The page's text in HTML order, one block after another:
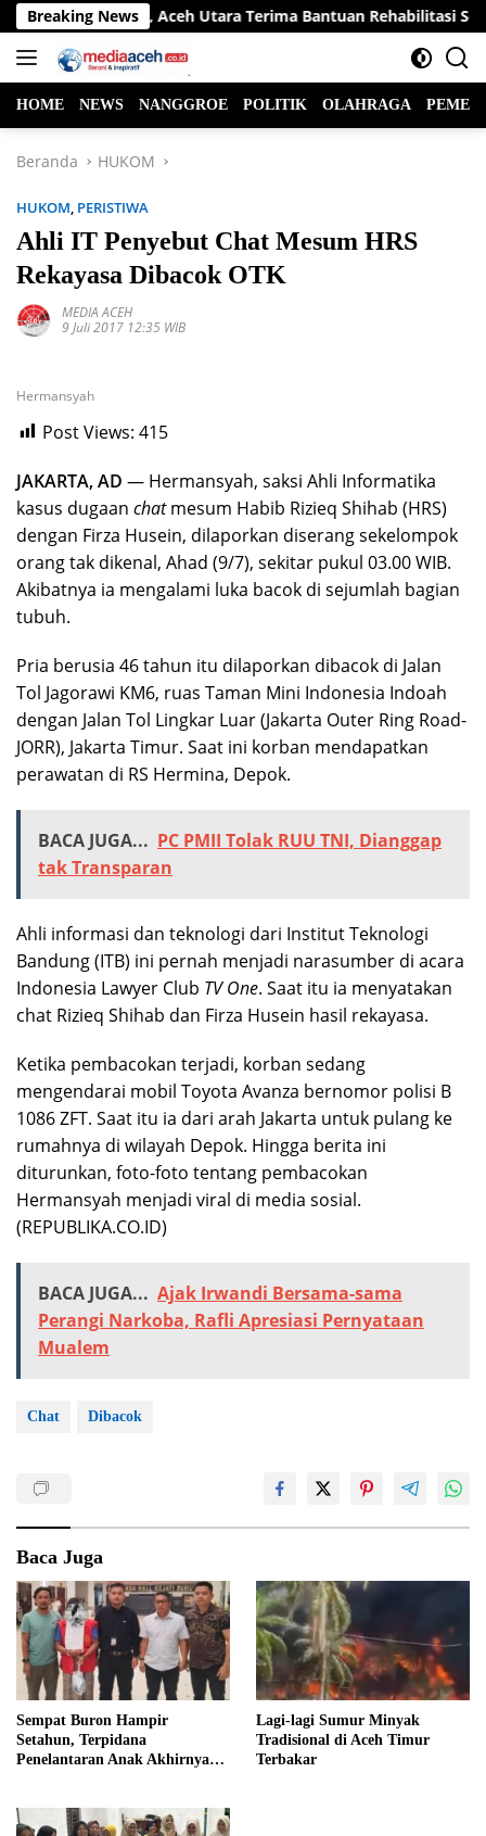
Langsung
ke
konten
Breaking News
Prabowo, Aceh Utara Terima Bantuan Rehabilitasi Sektor
HOME NEWS NANGGROE POLITIK OLAHRAGA
Beranda HUKOM
HUKOM, PERISTIWA
Ahli IT Penyebut Chat Mesum HRS
Rekayasa Dibacok OTK
MEDIA ACEH
9 Juli 2017 12:35 WIB
Hermansyah
Post Views: 415
JAKARTA, AD — Hermansyah, saksi Ahli Informatika
kasus dugaan chatmesum Habib Rizieq Shihab (HRS)
dengan Firza Husein, dilaporkan diserang sekelompok
orang tak dikenal, Ahad (9/7), sekitar pukul 03.00 WIB.
Akibatnya ia mengalami luka bacok di sejumlah bagian
tubuh.
Pria berusia 46 tahun itu dilaporkan dibacok di Jalan
Tol Jagorawi KM6, ruas Taman Mini Indonesia Indoah
dengan Jalan Tol Lingkar Luar (Jakarta Outer Ring Road-
JORR), Jakarta Timur. Saat ini korban mendapatkan
perawatan di RS Hermina, Depok.
BACA JUGA... PC PMII Tolak RUU TNI, Dianggap
tak Transparan
Ahli informasi dan teknologi dari Institut Teknologi
Bandung (ITB) ini pernah menjadi narasumber di acara
Indonesia Lawyer Club TV One. Saat itu ia menyatakan
chat Rizieq Shihab dan Firza Husein hasil rekayasa.
Ketika pembacokan terjadi, korban sedang
mengendarai mobil Toyota Avanza bernomor polisi B
1086 ZFT. Saat itu ia dari arah Jakarta untuk pulang ke
rumahnya di wilayah Depok. Hingga berita ini
diturunkan, foto-foto tentang pembacokan
Hermansyah menjadi viral di media sosial.
(REPUBLIKA.CO.ID)
BACA JUGA... Ajak Irwandi Bersama-sama
Perangi Narkoba, Rafli Apresiasi Pernyataan
Mualem
Chat Dibacok
Baca Juga
Sempat Buron Hampir
Setahun, Terpidana
Penelantaran Anak Akhirnya
Lagi-lagi Sumur Minyak
Tradisional di Aceh Timur
Terbakar